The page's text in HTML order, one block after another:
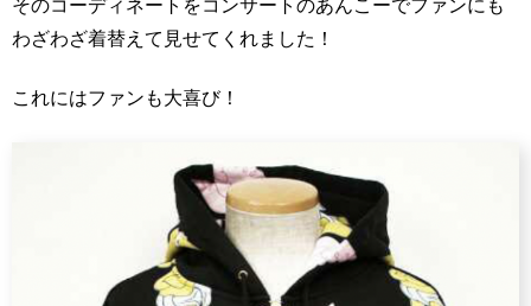
そのコーディネートをコンサートのあんこーでファンにも
わざわざ着替えて見せてくれました！
これにはファンも大喜び！